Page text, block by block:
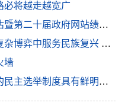
必将越走越宽广
网站绩效评估结果发布会在京召开
族复兴 在风云激荡中推进和平发展
墙
制度具有鲜明的特点和优越性